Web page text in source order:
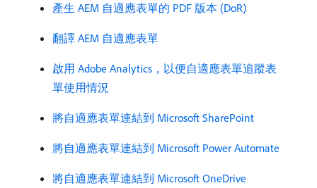
產生 AEM 自適應表單的 PDF 版本 (DoR)
翻譯 AEM 自適應表單
啟用 Adobe Analytics，以便自適應表單追蹤表
單使用情況
將自適應表單連結到 Microsoft SharePoint
將自適應表單連結到 Microsoft Power Automate
將自適應表單連結到 Microsoft OneDrive